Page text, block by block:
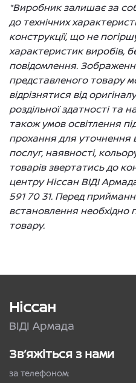
*Виробник залишає за
до технічних
конструкції, що не
характеристик виробів,
повідомлення.
представленого товару
відрізнятися від
роздільної здатності та
також умов освітлення
прохання для уточнення
послуг, наявності,
товарів звертатись до
центру Ніссан ВІДІ
591 70 31. Перед
встановлення необхідно
товару.
Ніссан
ВІДІ Армада
Зв’яжіться з нами
за телефоном: